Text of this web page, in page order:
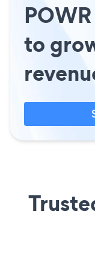
to